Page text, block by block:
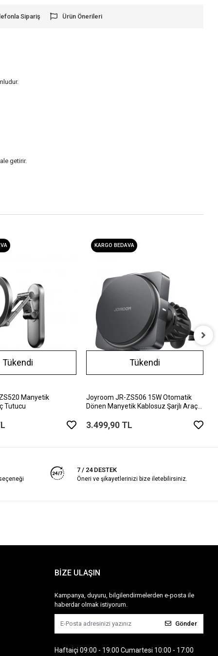
Sipariş Ürün Önerileri
getirir.
Tükendi
Manyetik
Tutucu
KARGO BEDAVA
Tükendi
Joyroom JR-ZS506 15W Otomatik
Dönen Manyetik Kablosuz Şarjlı Araç
3.499,90 TL
7 / 24 DESTEK
Öneri ve şikayetlerinizi bize iletebilirsiniz.
BİZE ULAŞIN
Kampanya, duyuru, bilgilendirmelerden e-posta ile
haberdar olmak istiyorum.
Gönder
Haftaiçi 09:00 - 19:00 Cumartesi 10:00 - 17:00